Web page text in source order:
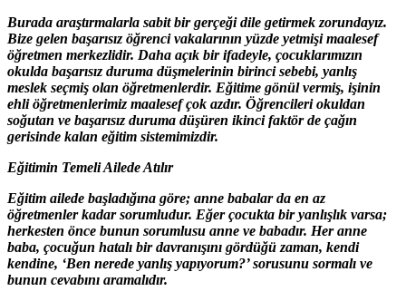
Burada araştırmalarla sabit bir gerçeği dile getirmek zorundayız.
Bize gelen başarısız öğrenci vakalarının yüzde yetmişi maalesef
öğretmen merkezlidir. Daha açık bir ifadeyle, çocuklarımızın
okulda başarısız duruma düşmelerinin birinci sebebi, yanlış
meslek seçmiş olan öğretmenlerdir. Eğitime gönül vermiş, işinin
ehli öğretmenlerimiz maalesef çok azdır. Öğrencileri okuldan
soğutan ve başarısız duruma düşüren ikinci faktör de çağın
gerisinde kalan eğitim sistemimizdir.
Eğitimin Temeli Ailede Atılır
Eğitim ailede başladığına göre; anne babalar da en az
öğretmenler kadar sorumludur. Eğer çocukta bir yanlışlık varsa;
herkesten önce bunun sorumlusu anne ve babadır. Her anne
baba, çocuğun hatalı bir davranışını gördüğü zaman, kendi
kendine, ‘Ben nerede yanlış yapıyorum?’ sorusunu sormalı ve
bunun cevabını aramalıdır.